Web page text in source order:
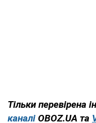
Тільки перевірена
каналі OBOZ.UA та